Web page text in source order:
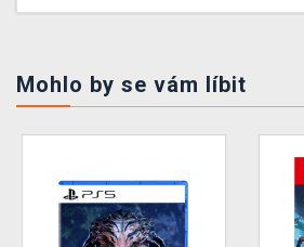
Mohlo by se vám líbit